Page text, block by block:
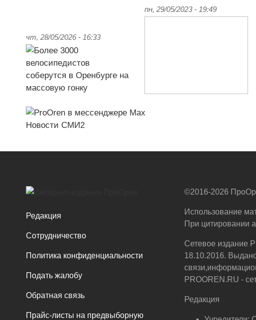
чт, 28/05/2026 - 16:33
пн, 29/05/2023 - 19:49
Новости СМИ2
Редакция
Сотрудничество
Политика конфиденциальности
Подать жалобу
Обратная связь
Прайс-листы на предвыборную
©2016-2026
Использование
При цитировании
Сетевое издание
18.10.2016.
PROOREN.RU -
Редакция